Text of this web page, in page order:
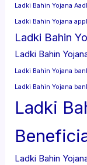
Ladki Bahin Yojana
Ladki Bahin Yojana
Ladki Bahin
Ladki Bahin
Ladki Bahin Yojana
Ladki Bahin Yojana
Ladki
Ladki Bahin